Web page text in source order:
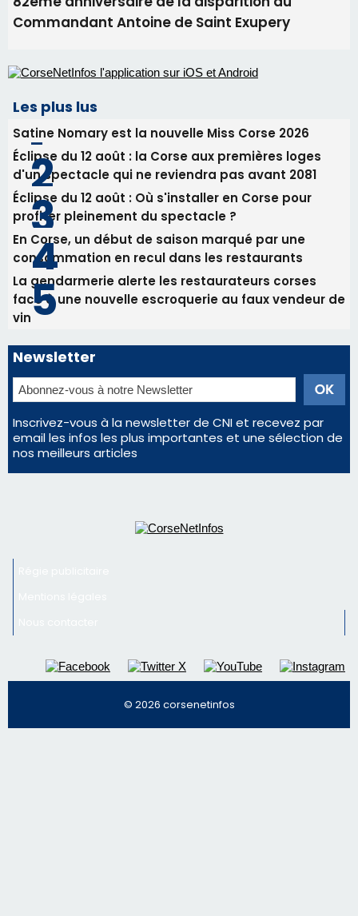
Éclipse du 12 août : la Corse aux premières loges
d'un spectacle qui ne reviendra pas avant 2081
profiter pleinement du spectacle ?
consommation en recul dans les restaurants
La gendarmerie alerte les restaurateurs corses
face à une nouvelle escroquerie au faux vendeur de
vin
Newsletter
Inscrivez-vous à la newsletter de CNI et recevez par
email les infos les plus importantes et une sélection de
nos meilleurs articles
Régie publicitaire
Mentions légales
Nous contacter